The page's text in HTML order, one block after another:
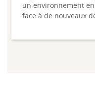
un environnement
face à de nouveaux